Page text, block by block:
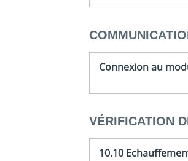
Connexion au
VÉRIFICATION
10.10